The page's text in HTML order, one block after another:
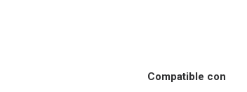
Compatible con